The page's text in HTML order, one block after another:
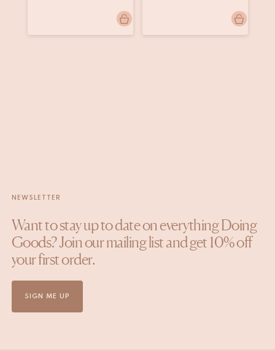
publiée
publiée
NEWSLETTER
Want to stay up to date on everything Doing
Goods? Join our mailing list and get 10% off
your first order.
SIGN ME UP